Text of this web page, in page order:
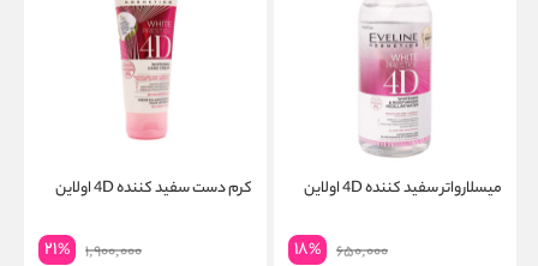
میسلارواتر سفید کننده 4D اولاین
650,000
18%
کرم دست سفید کننده 4D اولاین
1,900,000
21%